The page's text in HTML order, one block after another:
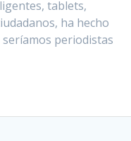
tablets,
ha hecho
periodistas